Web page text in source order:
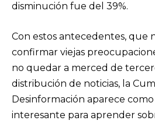
disminución fue del 39%.
Con estos antecedentes, que
confirmar viejas
no quedar a merced de
distribución de noticias, la
Desinformación aparece
interesante para aprender